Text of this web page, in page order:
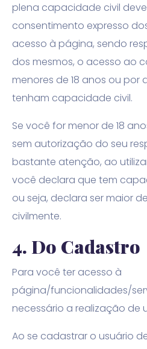
plena capacidade civil
consentimento expresso
acesso à página, sendo
dos mesmos, o acesso ao
menores de 18 anos ou por
tenham capacidade civil.
Se você for menor de 18
sem autorização do seu
bastante atenção, ao
você declara que tem
ou seja, declara ser maior
civilmente.
4. Do Cadastro
Para você ter acesso à
página/funcionalidades/
necessário a realização de
Ao se cadastrar o usuário